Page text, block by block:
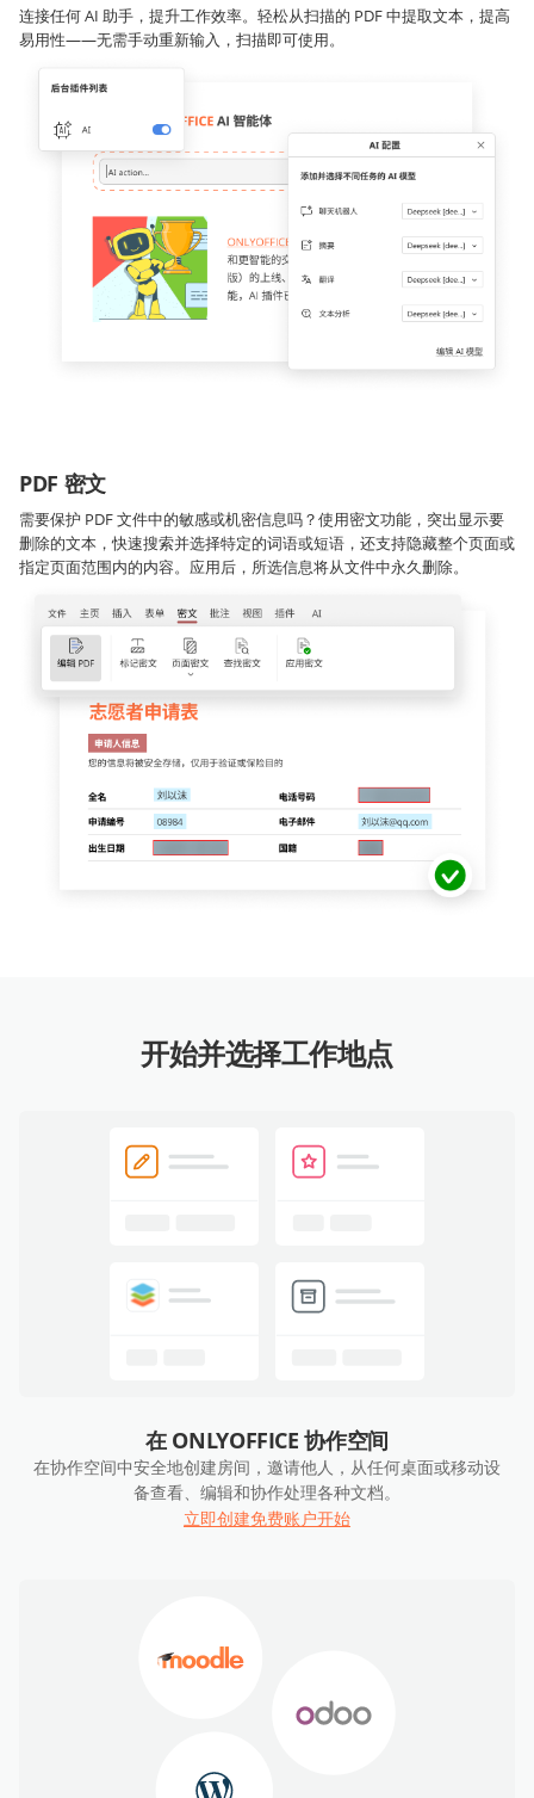
连接任何 AI 助手，提升工作效率。轻松从扫描的 PDF 中提取文本，提高
易用性——无需手动重新输入，扫描即可使用。
PDF 密文
需要保护 PDF 文件中的敏感或机密信息吗？使用密文功能，突出显示要
删除的文本，快速搜索并选择特定的词语或短语，还支持隐藏整个页面或
指定页面范围内的内容。应用后，所选信息将从文件中永久删除。
开始并选择工作地点
在 ONLYOFFICE 协作空间
在协作空间中安全地创建房间，邀请他人，从任何桌面或移动设
备查看、编辑和协作处理各种文档。
立即创建免费账户开始